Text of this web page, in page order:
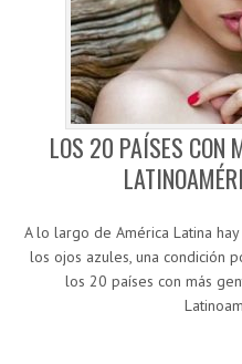
LOS 20 PAÍSES CON
A lo largo de América Latina
los ojos azules, una condición
los 20 países con más